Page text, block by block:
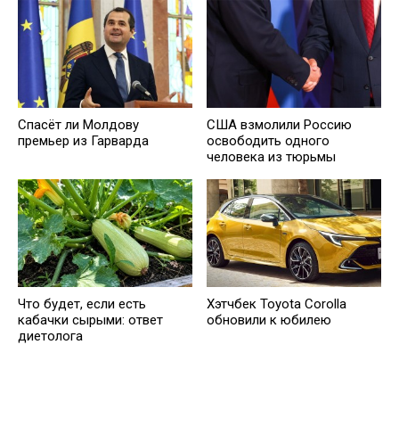
Спасёт ли Молдову
премьер из Гарварда
США взмолили Россию
освободить одного
человека из тюрьмы
Что будет, если есть
кабачки сырыми: ответ
диетолога
Хэтчбек Toyota Corolla
обновили к юбилею